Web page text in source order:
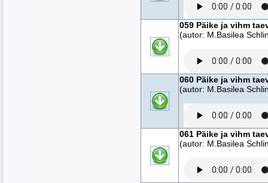
059 Päike ja vihm
(autor: M.Basilea
060 Päike ja vihm
(autor: M.Basilea
061 Päike ja vihm
(autor: M.Basilea